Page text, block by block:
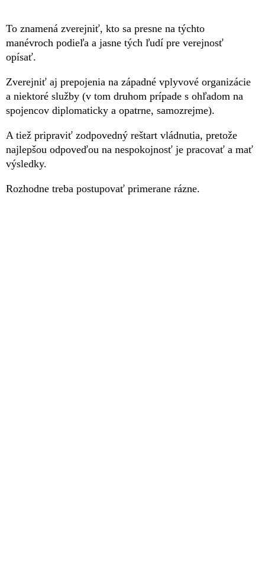
To znamená zverejniť, kto sa presne na týchto
manévroch podieľa a jasne tých ľudí pre verejnosť
opísať.
Zverejniť aj prepojenia na západné vplyvové organizácie
a niektoré služby (v tom druhom prípade s ohľadom na
spojencov diplomaticky a opatrne, samozrejme).
A tiež pripraviť zodpovedný reštart vládnutia, pretože
najlepšou odpoveďou na nespokojnosť je pracovať a mať
výsledky.
Rozhodne treba postupovať primerane rázne.